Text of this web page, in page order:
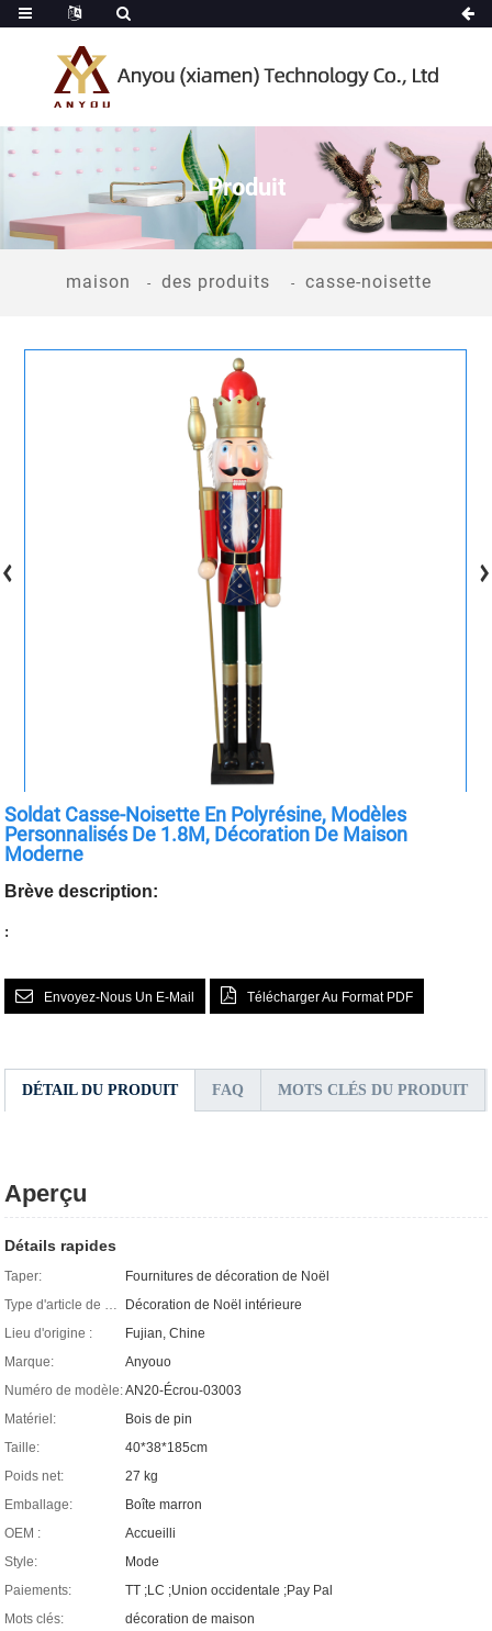
Produit
maison des produits casse-noisette
Soldat Casse-Noisette En Polyrésine, Modèles
Personnalisés De 1.8M, Décoration De Maison
Moderne
Brève description:
:
Envoyez-Nous Un E-Mail Télécharger Au Format PDF
DÉTAIL DU PRODUIT FAQ MOTS CLÉS DU PRODUIT
Aperçu
Détails rapides
Taper:
Fournitures de décoration de Noël
Décoration de Noël intérieure
Lieu d'origine :
Fujian, Chine
Marque:
Anyouo
Numéro de modèle:AN20-Écrou-03003
Matériel:
Bois de pin
Taille:
40*38*185cm
Poids net:
27 kg
Emballage:
Boîte marron
OEM :
Accueilli
Style:
Mode
Paiements:
TT ;LC ;Union occidentale ;Pay Pal
Mots clés:
décoration de maison